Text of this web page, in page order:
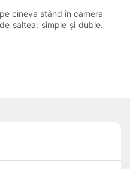
cineva stând în camera
saltea: simple și duble.